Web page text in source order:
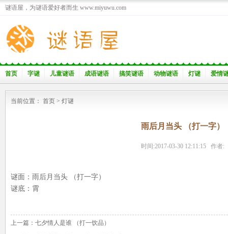
谜语屋，为谜语爱好者而生 www.miyuwu.com
首页 字谜 儿童谜语 成语谜语 搞笑谜语 动物谜语 灯谜 爱情
当前位置： 首页 > 灯谜
雨后月当头 （打一字）
时间:2017-03-30 12:11:15 作者:
谜面：雨后月当头 （打一字）
谜底：霄
上一篇： 七夕情人是谁 （打一饮品）